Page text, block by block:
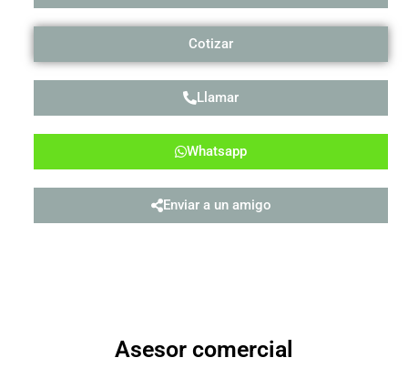
Asesor comercial
Cotizar
Llamar
Whatsapp
Enviar a un amigo